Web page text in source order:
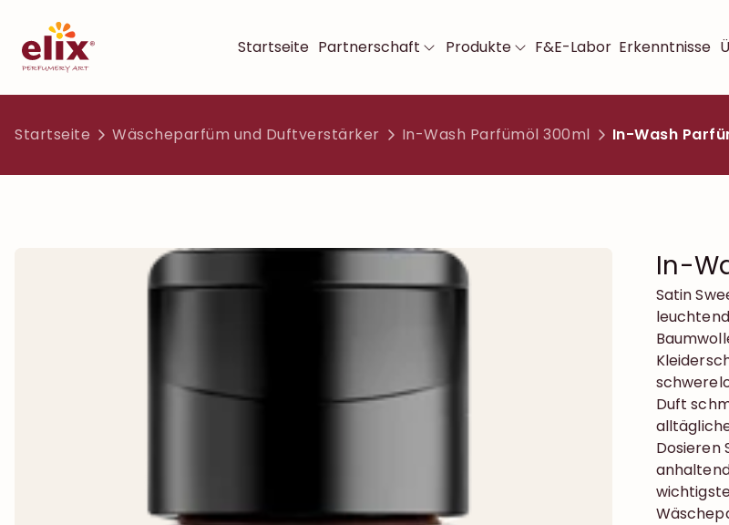
Startseite Partnerschaft Produkte F&E-Labor Erkenntnisse
Startseite Wäscheparfüm und Duftverstärker In-Wash Parfümöl 300ml In-Wash
In-
Satin
Duft
Dosieren